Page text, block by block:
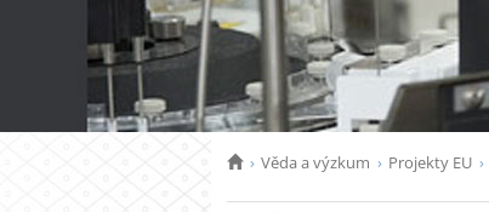
Věda a výzkum Projekty EU